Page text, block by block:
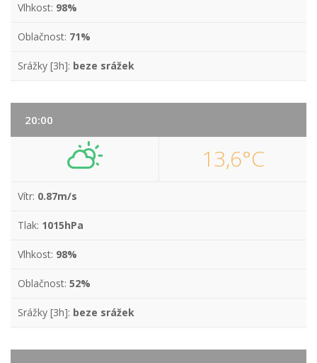
Vlhkost: 98%
Oblačnost: 71%
Srážky [3h]: beze srážek
20:00
13,6°C
Vítr: 0.87m/s
Tlak: 1015hPa
Vlhkost: 98%
Oblačnost: 52%
Srážky [3h]: beze srážek